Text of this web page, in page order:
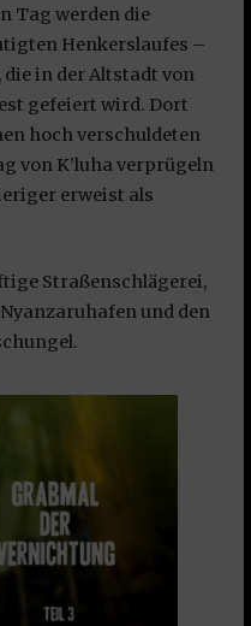
Tag werden die
Henkerslaufes –
in der Altstadt von
gefeiert wird. Dort
hoch verschuldeten
von K’luha verprügeln
erweist als
Straßenschlägerei,
und den